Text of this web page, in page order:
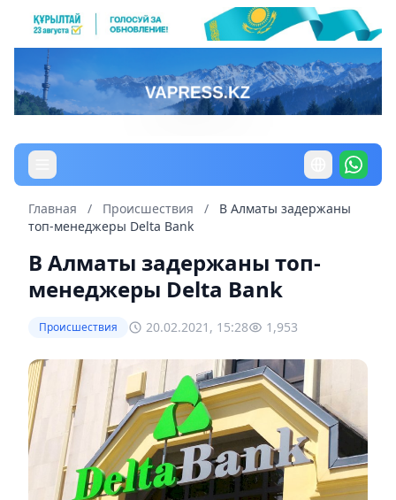
Главная / Происшествия /
В Алматы задержаны
топ-менеджеры Delta Bank
В Алматы задержаны топ-
менеджеры Delta Bank
Происшествия 20.02.2021, 15:28 1,953